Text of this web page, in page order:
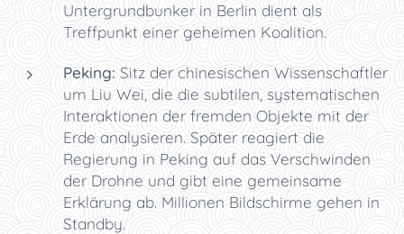
Untergrundbunker in Berlin dient als
Treffpunkt einer geheimen Koalition.
Peking: Sitz der chinesischen Wissenschaftler
um Liu Wei, die die subtilen, systematischen
Interaktionen der fremden Objekte mit der
Erde analysieren. Später reagiert die
Regierung in Peking auf das Verschwinden
der Drohne und gibt eine gemeinsame
Erklärung ab. Millionen Bildschirme gehen in
Standby.